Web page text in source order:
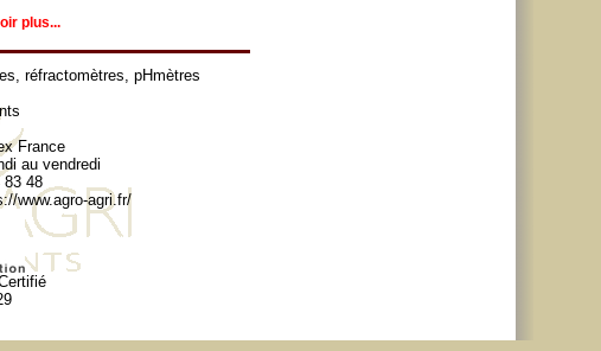
plus...
, réfractomètres, pHmètres
France
au vendredi
83 48
www.agro-agri.fr/